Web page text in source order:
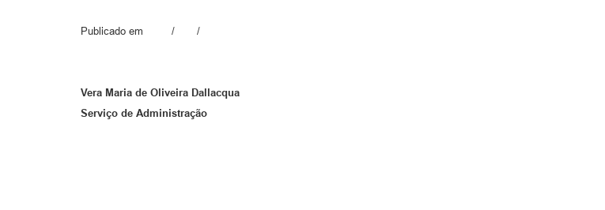
Publicado em / /
Vera Maria de Oliveira Dallacqua
Serviço de Administração